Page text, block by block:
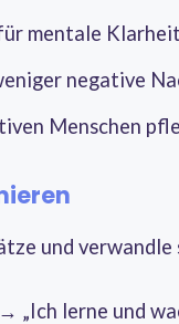
mentale
negative
Menschen
und verwandle
„Ich lerne und